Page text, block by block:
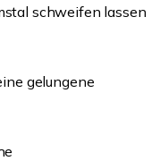
schweifen lassen
gelungene